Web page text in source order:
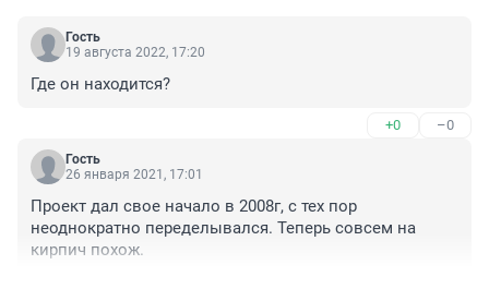
Гость
19 августа 2022, 17:20
Где он находится?
+0 –0
Гость
26 января 2021, 17:01
Проект дал свое начало в 2008г, с тех пор
неоднократно переделывался. Теперь совсем на
кирпич похож.